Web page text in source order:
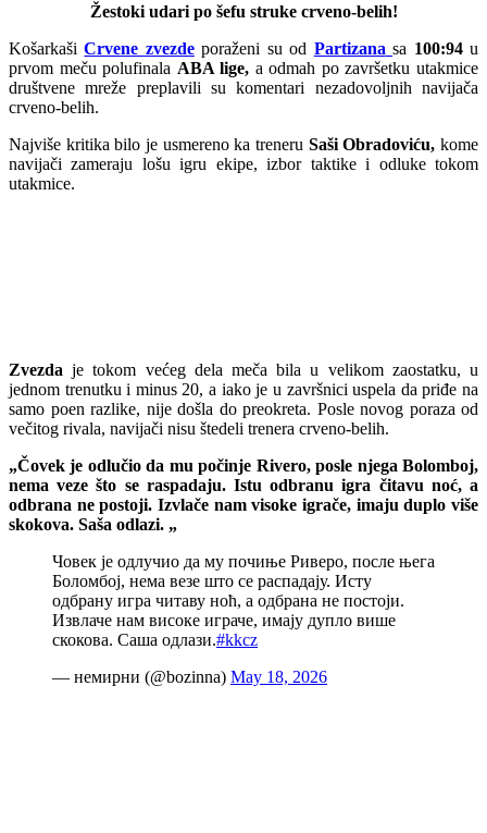
Žestoki udari po šefu struke crveno-belih!
KošarkašiCrvene zvezdeporaženi su od Partizana sa 100:94u
prvom meču polufinala ABA lige, a odmah po završetku utakmice
društvene mreže preplavili su komentari nezadovoljnih navijača
crveno-belih.
Najviše kritika bilo je usmereno ka treneru Saši Obradoviću, kome
navijači zameraju lošu igru ekipe, izbor taktike i odluke tokom
utakmice.
Zvezda je tokom većeg dela meča bila u velikom zaostatku, u
jednom trenutku i minus 20, a iako je u završnici uspela da priđe na
samo poen razlike, nije došla do preokreta. Posle novog poraza od
večitog rivala, navijači nisu štedeli trenera crveno-belih.
„Čovek je odlučio da mu počinje Rivero, posle njega Bolomboj,
nema veze što se raspadaju. Istu odbranu igra čitavu noć, a
odbrana ne postoji. Izvlače nam visoke igrače, imaju duplo više
skokova. Saša odlazi. „
Човек је одлучио да му почиње Риверо, после њега
Боломбој, нема везе што се распадају. Исту
одбрану игра читаву ноћ, а одбрана не постоји.
Извлаче нам високе играче, имају дупло више
скокова. Саша одлази.#kkcz
— немирни (@bozinna) May 18, 2026